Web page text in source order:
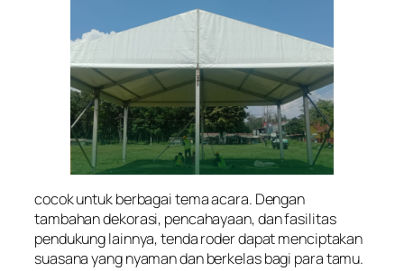
cocok untuk berbagai tema acara. Dengan
tambahan dekorasi, pencahayaan, dan fasilitas
pendukung lainnya, tenda roder dapat menciptakan
suasana yang nyaman dan berkelas bagi para tamu.